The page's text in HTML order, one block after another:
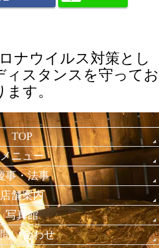
ナウイルス対策とし
ィスタンスを守ってお
ます。
TOP
メニュー
事・法事
店舗案内
写真館
い合わせ